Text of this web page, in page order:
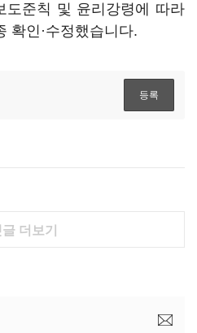
도준칙 및 윤리강령에 따라
확인·수정했습니다.
글 더보기